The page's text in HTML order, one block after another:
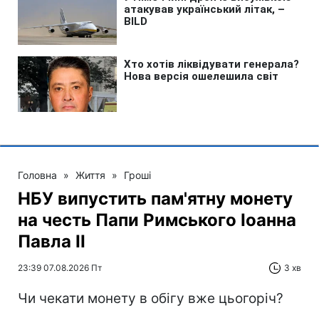
Головна » Життя » Гроші
НБУ випустить пам'ятну монету
на честь Папи Римського Іоанна
Павла II
23:39 07.08.2026 Пт 3 хв
Чи чекати монету в обігу вже цьогоріч?